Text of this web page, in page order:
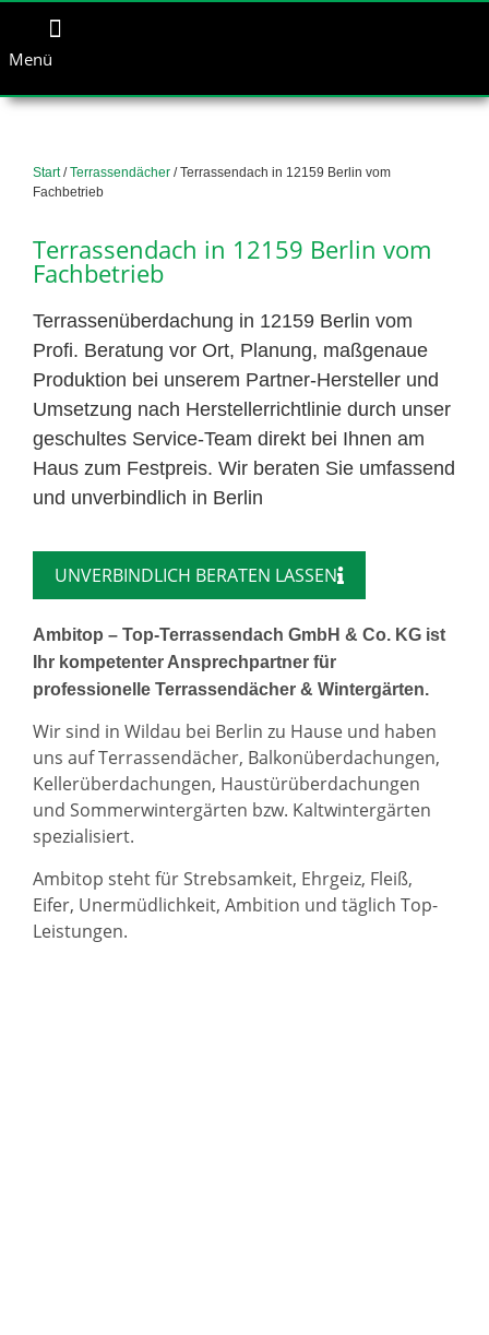
Menü
Start/Terrassendächer / Terrassendach in 12159 Berlin vom
Fachbetrieb
Terrassendach in 12159 Berlin vom
Fachbetrieb
Terrassenüberdachung in 12159 Berlin vom
Profi. Beratung vor Ort, Planung, maßgenaue
Produktion bei unserem Partner-Hersteller und
Umsetzung nach Herstellerrichtlinie durch unser
geschultes Service-Team direkt bei Ihnen am
Haus zum Festpreis. Wir beraten Sie umfassend
und unverbindlich in Berlin
UNVERBINDLICH BERATEN LASSEN
Ambitop – Top-Terrassendach GmbH & Co. KG ist
Ihr kompetenter Ansprechpartner für
professionelle Terrassendächer & Wintergärten.
Wir sind in Wildau bei Berlin zu Hause und haben
uns auf Terrassendächer, Balkonüberdachungen,
Kellerüberdachungen, Haustürüberdachungen
und Sommerwintergärten bzw. Kaltwintergärten
spezialisiert.
Ambitop steht für Strebsamkeit, Ehrgeiz, Fleiß,
Eifer, Unermüdlichkeit, Ambition und täglich Top-
Leistungen.